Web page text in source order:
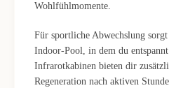
Wohlfühlmomente.
Für sportliche Abwechslung
Indoor-Pool, in dem du
Infrarotkabinen bieten dir
Regeneration nach aktiven